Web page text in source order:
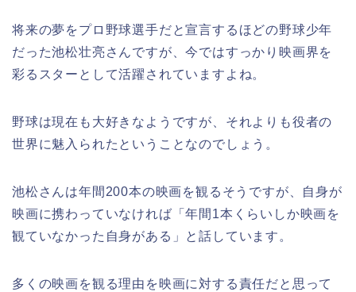
将来の夢をプロ野球選手だと宣言するほどの野球少年
だった池松壮亮さんですが、今ではすっかり映画界を
彩るスターとして活躍されていますよね。
野球は現在も大好きなようですが、それよりも役者の
世界に魅入られたということなのでしょう。
池松さんは年間200本の映画を観るそうですが、自身が
映画に携わっていなければ「年間1本くらいしか映画を
観ていなかった自身がある」と話しています。
多くの映画を観る理由を映画に対する責任だと思って